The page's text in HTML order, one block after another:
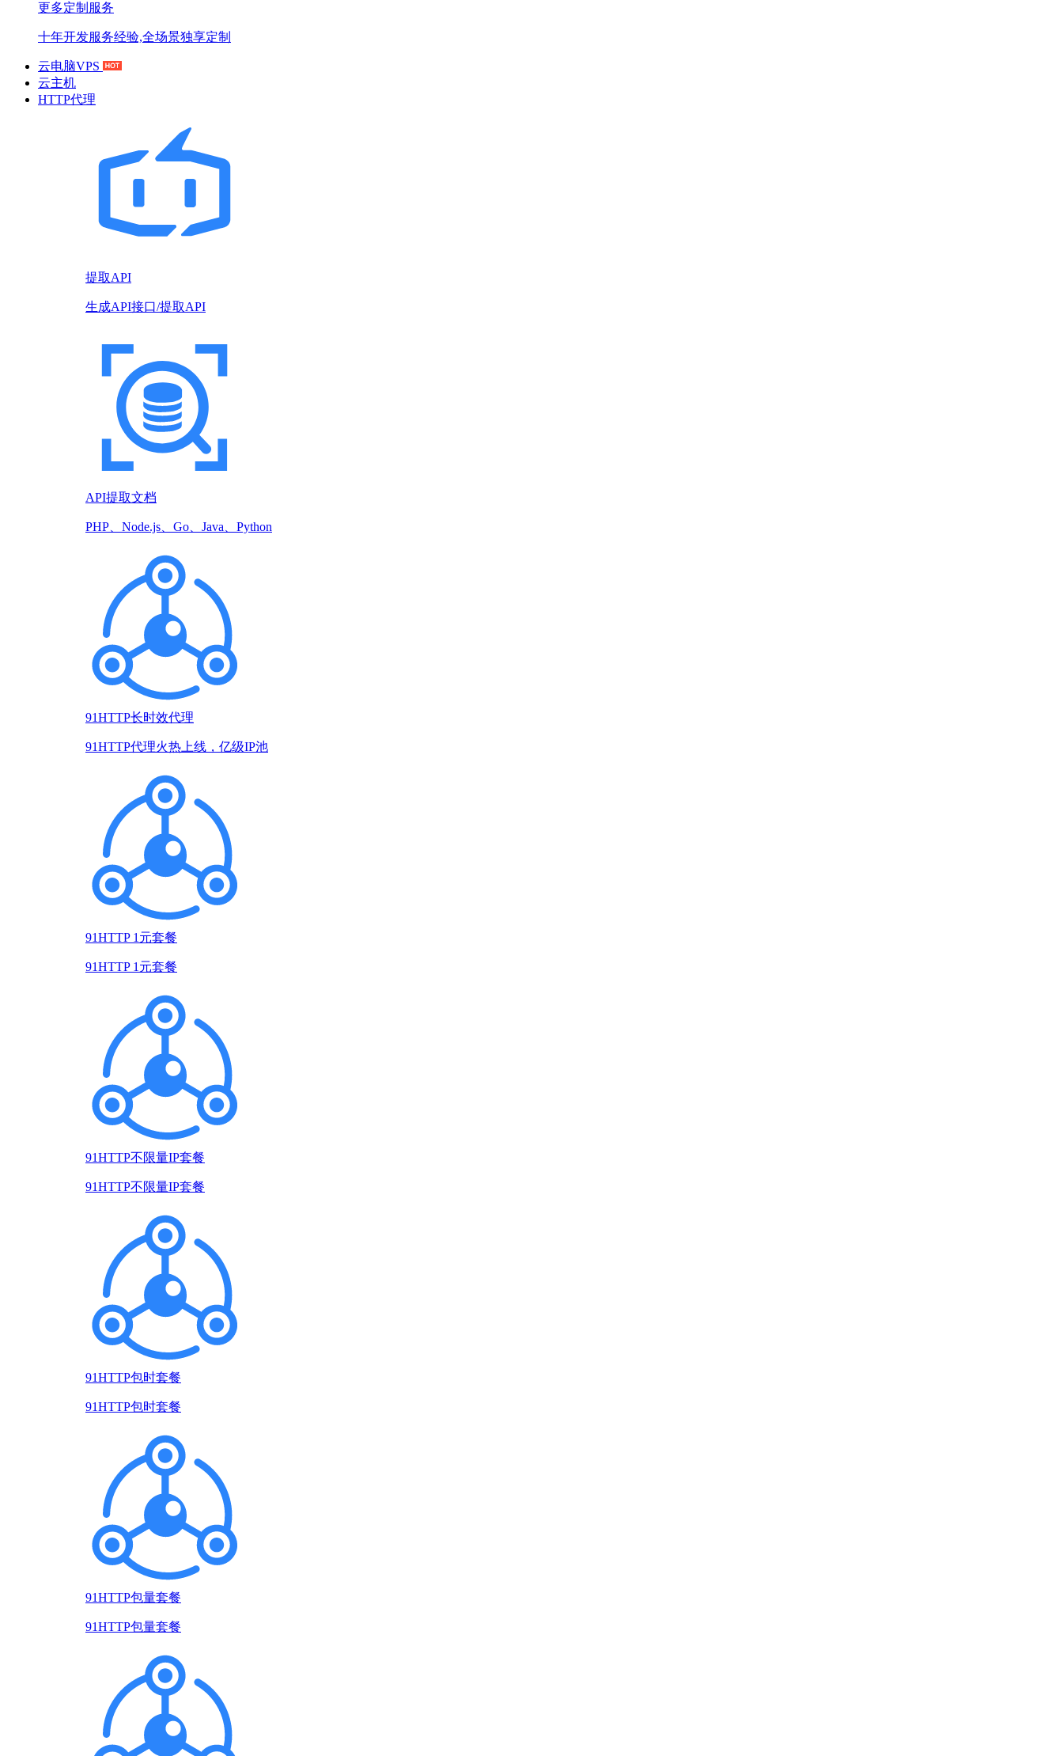
更多定制服务
十年开发服务经验,全场景独享定制
云电脑VPS
云主机
HTTP代理
提取API
生成API接口/提取API
API提取文档
PHP、Node.js、Go、Java、Python
91HTTP长时效代理
91HTTP代理火热上线，亿级IP池
91HTTP 1元套餐
91HTTP 1元套餐
91HTTP不限量IP套餐
91HTTP不限量IP套餐
91HTTP包时套餐
91HTTP包时套餐
91HTTP包量套餐
91HTTP包量套餐